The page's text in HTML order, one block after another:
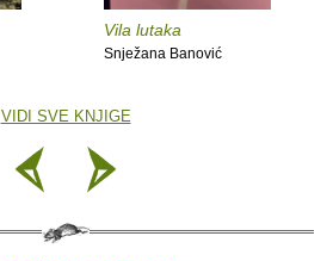
Vila lutaka
Snježana Banović
VIDI SVE KNJIGE